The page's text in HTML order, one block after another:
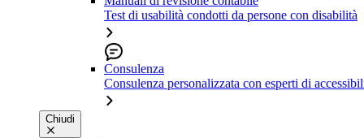
Test di usabilità condotti da persone con disabilità
Consulenza
Consulenza personalizzata con esperti di
Chiudi